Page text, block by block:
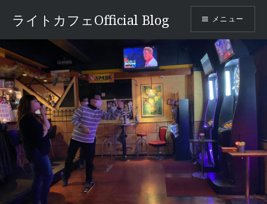
テ
ン
ツ
へ
ス
キ
ッ
ライトカフェOfficial Blog メニュー